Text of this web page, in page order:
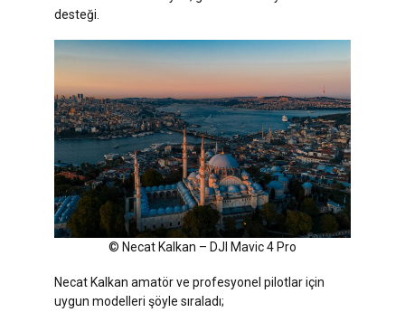
desteği.
© Necat Kalkan – DJI Mavic 4 Pro
Necat Kalkan amatör ve profesyonel pilotlar için
uygun modelleri şöyle sıraladı;